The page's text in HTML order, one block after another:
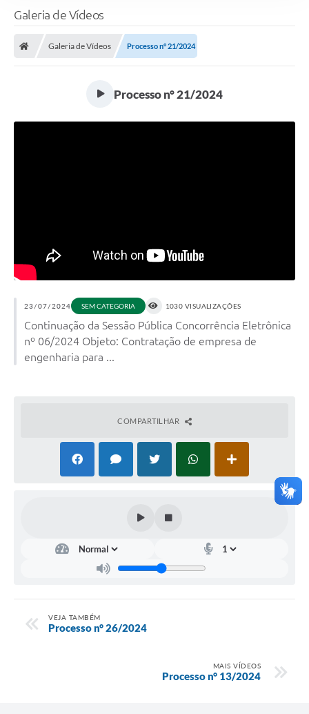
Galeria de Vídeos
Galeria de Vídeos Processo n° 21/2024
Processo n° 21/2024
23/07/2024 SEM CATEGORIA 1030 VISUALIZAÇÕES
Continuação da Sessão Pública Concorrência Eletrônica
nº 06/2024 Objeto: Contratação de empresa de
engenharia para ...
COMPARTILHAR
VEJA TAMBÉM
Processo n° 26/2024
MAIS VÍDEOS
Processo n° 13/2024